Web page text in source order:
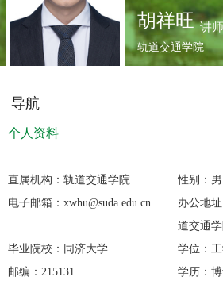
胡祥旺讲师
轨道交通学院
导航
个人资料
直属机构： 轨道交通学院 性别： 男
电子邮箱： xwhu@suda.edu.cn 办公地址
道交通
毕业院校： 同济大学 学位：
邮编： 215131 学历：